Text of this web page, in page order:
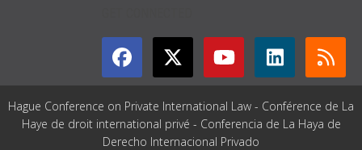
Hague Conference on Private International Law - Conférence de La
Haye de droit international privé - Conferencia de La Haya de
Derecho Internacional Privado